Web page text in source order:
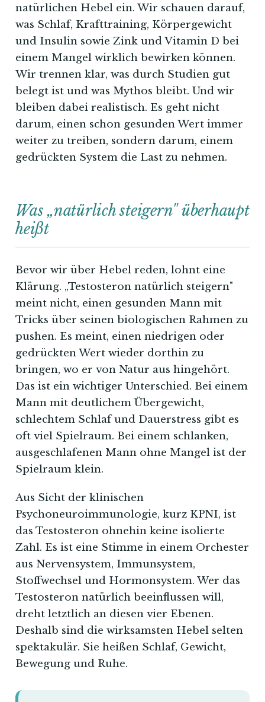
natürlichen Hebel ein. Wir schauen darauf,
was Schlaf, Krafttraining, Körpergewicht
und Insulin sowie Zink und Vitamin D bei
einem Mangel wirklich bewirken können.
Wir trennen klar, was durch Studien gut
belegt ist und was Mythos bleibt. Und wir
bleiben dabei realistisch. Es geht nicht
darum, einen schon gesunden Wert immer
weiter zu treiben, sondern darum, einem
gedrückten System die Last zu nehmen.
Was „natürlich steigern" überhaupt
heißt
Bevor wir über Hebel reden, lohnt eine
Klärung. „Testosteron natürlich steigern"
meint nicht, einen gesunden Mann mit
Tricks über seinen biologischen Rahmen zu
pushen. Es meint, einen niedrigen oder
gedrückten Wert wieder dorthin zu
bringen, wo er von Natur aus hingehört.
Das ist ein wichtiger Unterschied. Bei einem
Mann mit deutlichem Übergewicht,
schlechtem Schlaf und Dauerstress gibt es
oft viel Spielraum. Bei einem schlanken,
ausgeschlafenen Mann ohne Mangel ist der
Spielraum klein.
Aus Sicht der klinischen
Psychoneuroimmunologie, kurz KPNI, ist
das Testosteron ohnehin keine isolierte
Zahl. Es ist eine Stimme in einem Orchester
aus Nervensystem, Immunsystem,
Stoffwechsel und Hormonsystem. Wer das
Testosteron natürlich beeinflussen will,
dreht letztlich an diesen vier Ebenen.
Deshalb sind die wirksamsten Hebel selten
spektakulär. Sie heißen Schlaf, Gewicht,
Bewegung und Ruhe.